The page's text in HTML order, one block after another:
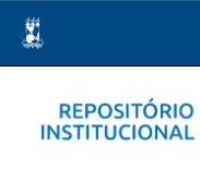
navigation